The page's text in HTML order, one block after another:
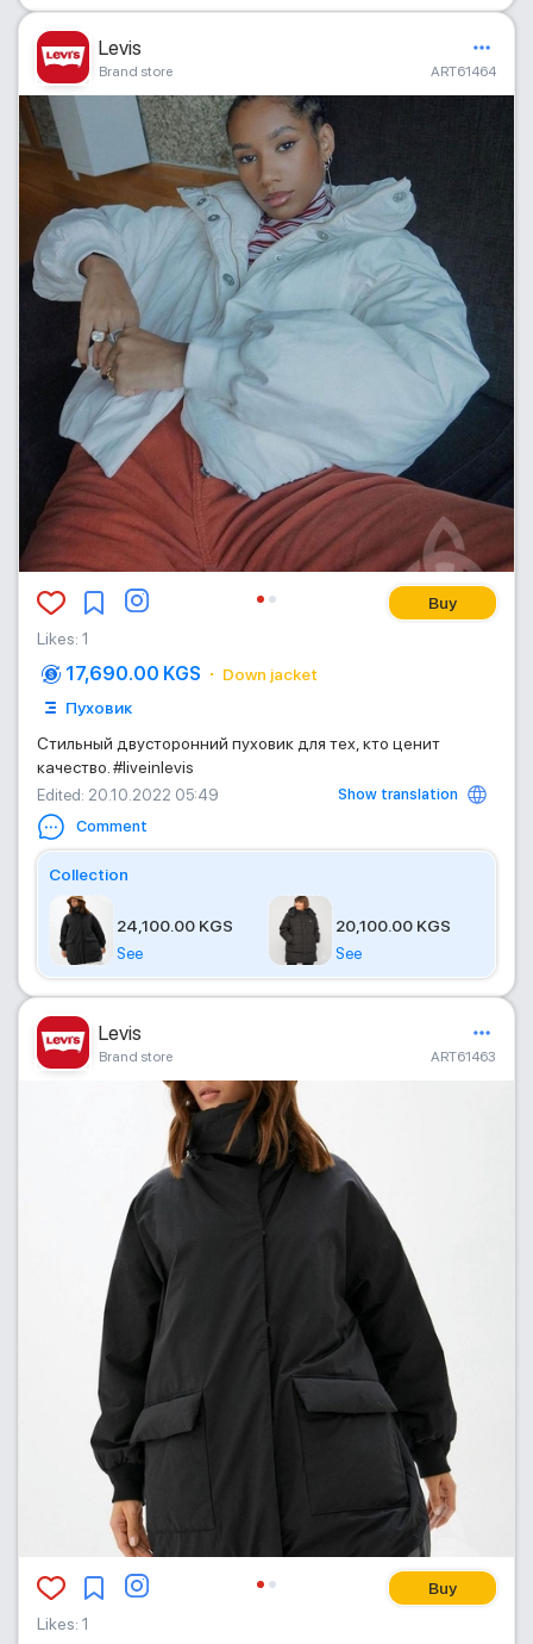
Levis
Brand store ART61464
Buy
Likes: 1
17,690.00 KGS
Down jacket
Пуховик
Стильный двусторонний пуховик для тех, кто ценит
качество. #liveinlevis
Edited: 20.10.2022 05:49
Show translation
Comment
Collection
24,100.00 KGS
See
20,100.00 KGS
See
Levis
Brand store ART61463
Buy
Likes: 1